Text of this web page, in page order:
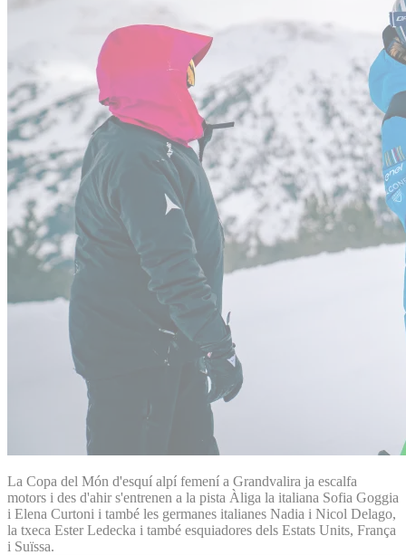
La Copa del Món d'esquí alpí femení a Grandvalira ja escalfa
motors i des d'ahir s'entrenen a la pista Àliga la italiana Sofia Goggia
i Elena Curtoni i també les germanes italianes Nadia i Nicol Delago,
la txeca Ester Ledecka i també esquiadores dels Estats Units, França
i Suïssa.